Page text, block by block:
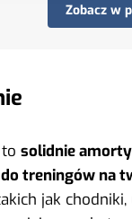
Zobacz w
solidnie
treningów na
jak